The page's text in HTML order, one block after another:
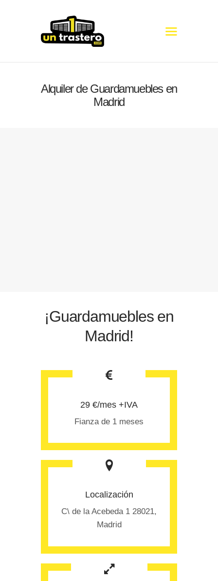
TRASTEROS
MINI ALMACENES
Alquiler de Guardamuebles en
Madrid
¡Guardamuebles en
Madrid!
29 €/mes +IVA
Fianza de 1 meses
Localización
C\ de la Acebeda 1 28021,
Madrid